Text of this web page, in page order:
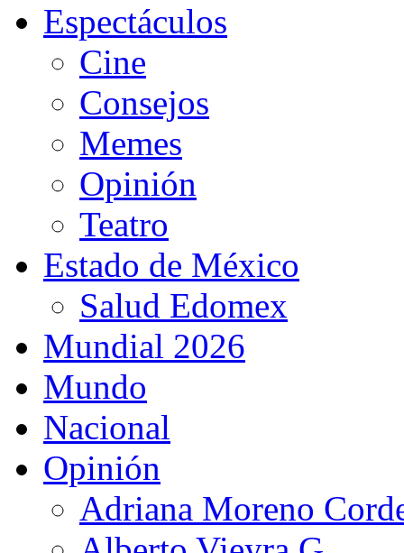
Espectáculos
Cine
Consejos
Memes
Opinión
Teatro
Estado de México
Salud Edomex
Mundial 2026
Mundo
Nacional
Opinión
Adriana Moreno